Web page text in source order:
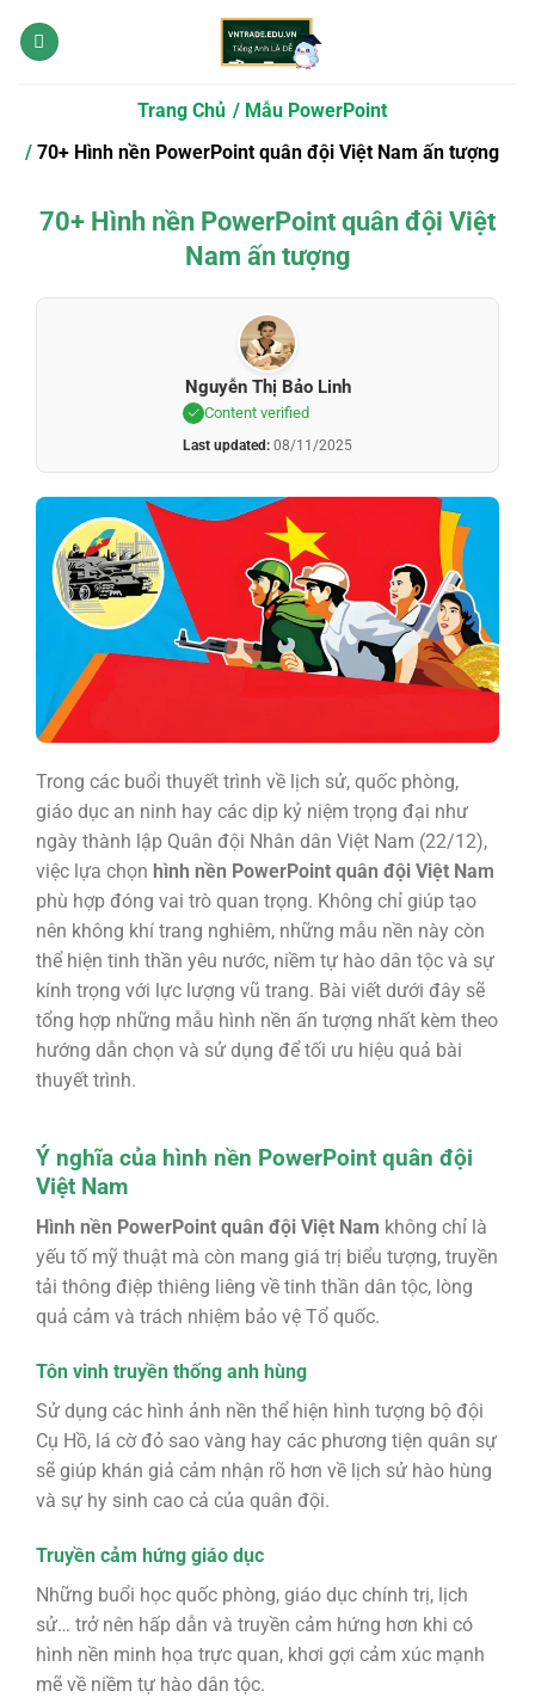
qua
Trang Chủ
Mẫu PowerPoint
70+ Hình nền PowerPoint quân đội Việt Nam ấn tượng
70+ Hình nền PowerPoint quân đội Việt
Nam ấn tượng
Nguyễn Thị Bảo Linh
Content verified
Last updated: 08/11/2025
Trong các buổi thuyết trình về lịch sử, quốc phòng,
giáo dục an ninh hay các dịp kỷ niệm trọng đại như
ngày thành lập Quân đội Nhân dân Việt Nam (22/12),
việc lựa chọn hình nền PowerPoint quân đội Việt Nam
phù hợp đóng vai trò quan trọng. Không chỉ giúp tạo
nên không khí trang nghiêm, những mẫu nền này còn
thể hiện tinh thần yêu nước, niềm tự hào dân tộc và sự
kính trọng với lực lượng vũ trang. Bài viết dưới đây sẽ
tổng hợp những mẫu hình nền ấn tượng nhất kèm theo
hướng dẫn chọn và sử dụng để tối ưu hiệu quả bài
thuyết trình.
Ý nghĩa của hình nền PowerPoint quân đội
Việt Nam
Hình nền PowerPoint quân đội Việt Nam không chỉ là
yếu tố mỹ thuật mà còn mang giá trị biểu tượng, truyền
tải thông điệp thiêng liêng về tinh thần dân tộc, lòng
quả cảm và trách nhiệm bảo vệ Tổ quốc.
Tôn vinh truyền thống anh hùng
Sử dụng các hình ảnh nền thể hiện hình tượng bộ đội
Cụ Hồ, lá cờ đỏ sao vàng hay các phương tiện quân sự
sẽ giúp khán giả cảm nhận rõ hơn về lịch sử hào hùng
và sự hy sinh cao cả của quân đội.
Truyền cảm hứng giáo dục
Những buổi học quốc phòng, giáo dục chính trị, lịch
sử… trở nên hấp dẫn và truyền cảm hứng hơn khi có
hình nền minh họa trực quan, khơi gợi cảm xúc mạnh
mẽ về niềm tự hào dân tộc.